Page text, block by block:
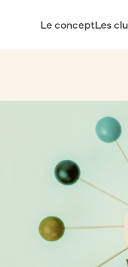
Le conceptLes